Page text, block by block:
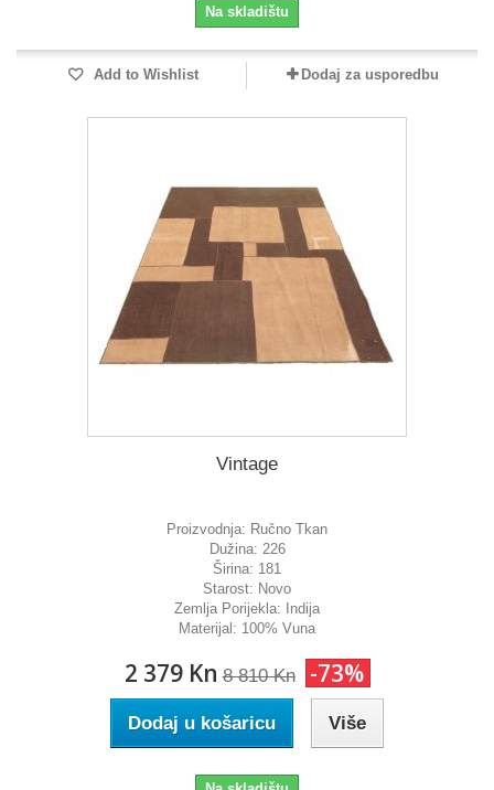
Na skladištu
Add to Wishlist Dodaj za usporedbu
Vintage
Proizvodnja: Ručno Tkan
Dužina: 226
Širina: 181
Starost: Novo
Zemlja Porijekla: Indija
Materijal: 100% Vuna
2 379 Kn 8 810 Kn -73%
Dodaj u košaricu Više